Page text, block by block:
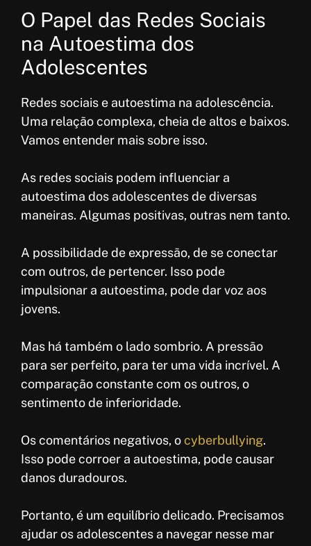
O Papel das Redes Sociais
na Autoestima dos
Adolescentes
Redes sociais e autoestima na adolescência.
Uma relação complexa, cheia de altos e baixos.
Vamos entender mais sobre isso.
As redes sociais podem influenciar a
autoestima dos adolescentes de diversas
maneiras. Algumas positivas, outras nem tanto.
A possibilidade de expressão, de se conectar
com outros, de pertencer. Isso pode
impulsionar a autoestima, pode dar voz aos
jovens.
Mas há também o lado sombrio. A pressão
para ser perfeito, para ter uma vida incrível. A
comparação constante com os outros, o
sentimento de inferioridade.
Os comentários negativos, ocyberbullying.
Isso pode corroer a autoestima, pode causar
danos duradouros.
Portanto, é um equilíbrio delicado. Precisamos
ajudar os adolescentes a navegar nesse mar